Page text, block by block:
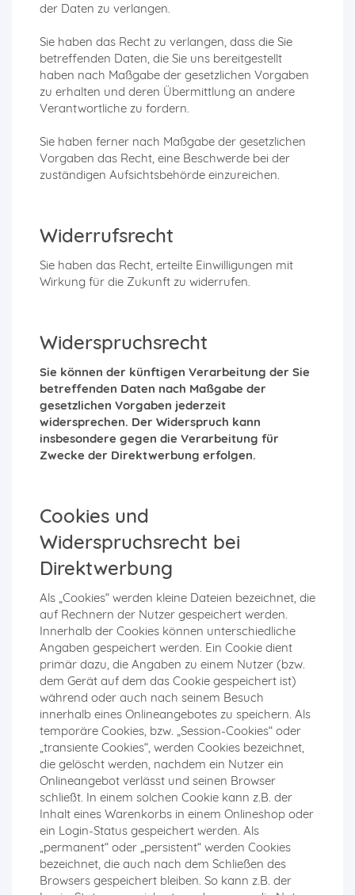
der Daten zu verlangen.
Sie haben das Recht zu verlangen, dass die Sie
betreffenden Daten, die Sie uns bereitgestellt
haben nach Maßgabe der gesetzlichen Vorgaben
zu erhalten und deren Übermittlung an andere
Verantwortliche zu fordern.
Sie haben ferner nach Maßgabe der gesetzlichen
Vorgaben das Recht, eine Beschwerde bei der
zuständigen Aufsichtsbehörde einzureichen.
Widerrufsrecht
Sie haben das Recht, erteilte Einwilligungen mit
Wirkung für die Zukunft zu widerrufen.
Widerspruchsrecht
Sie können der künftigen Verarbeitung der Sie
betreffenden Daten nach Maßgabe der
gesetzlichen Vorgaben jederzeit
widersprechen. Der Widerspruch kann
insbesondere gegen die Verarbeitung für
Zwecke der Direktwerbung erfolgen.
Cookies und
Widerspruchsrecht bei
Direktwerbung
Als „Cookies“ werden kleine Dateien bezeichnet, die
auf Rechnern der Nutzer gespeichert werden.
Innerhalb der Cookies können unterschiedliche
Angaben gespeichert werden. Ein Cookie dient
primär dazu, die Angaben zu einem Nutzer (bzw.
dem Gerät auf dem das Cookie gespeichert ist)
während oder auch nach seinem Besuch
innerhalb eines Onlineangebotes zu speichern. Als
temporäre Cookies, bzw. „Session-Cookies“ oder
„transiente Cookies“, werden Cookies bezeichnet,
die gelöscht werden, nachdem ein Nutzer ein
Onlineangebot verlässt und seinen Browser
schließt. In einem solchen Cookie kann z.B. der
Inhalt eines Warenkorbs in einem Onlineshop oder
ein Login-Status gespeichert werden. Als
„permanent“ oder „persistent“ werden Cookies
bezeichnet, die auch nach dem Schließen des
Browsers gespeichert bleiben. So kann z.B. der